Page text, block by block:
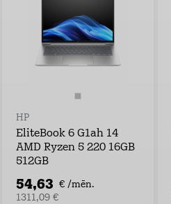
HP
EliteBook 6 G1ah 14
AMD Ryzen 5 220 16GB
512GB
54,63 € /mēn.
1311,09 €